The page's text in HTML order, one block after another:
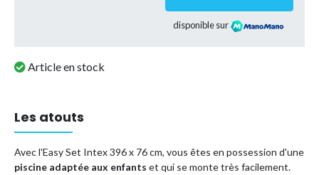
disponible sur
Article en stock
Les atouts
Avec l'Easy Set Intex 396 x 76 cm, vous êtes en possession d'une
piscine adaptée aux enfants et qui se monte très facilement.